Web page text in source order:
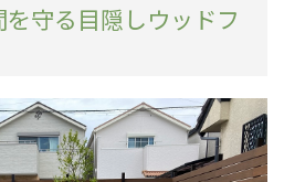
守る目隠しウッドフ